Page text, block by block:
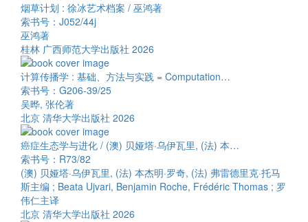
烟草计划 : 徐冰艺术档案 / 巫鸿著
索书号：J052/44j
巫鸿著
桂林 广西师范大学出版社 2026
计算传播学 : 基础、方法与实践 = Computation…
索书号：G206-39/25
吴晔, 张伦著
北京 清华大学出版社 2026
癌症生态学与进化 / (澳) 贝娅塔·乌伊瓦里, (法) 本…
索书号：R73/82
(澳) 贝娅塔·乌伊瓦里, (法) 本杰明·罗奇, (法) 弗雷德里克·托马
斯主编 ; Beata Ujvari, Benjamin Roche, Frédéric Thomas ; 罗
伟仁主译
北京 清华大学出版社 2026